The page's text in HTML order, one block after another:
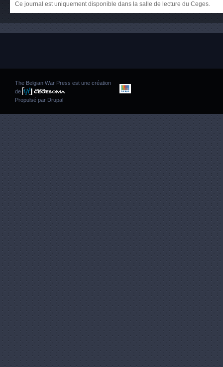
Ce journal est uniquement disponible dans la salle de lecture du Ceges.
The Belgian War Press est une création
de
Propulsé par Drupal